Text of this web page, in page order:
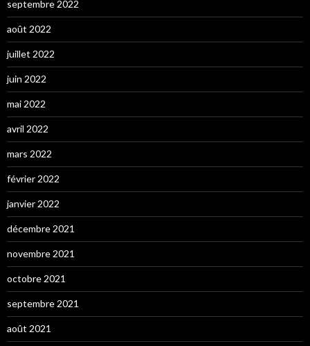
septembre 2022
août 2022
juillet 2022
juin 2022
mai 2022
avril 2022
mars 2022
février 2022
janvier 2022
décembre 2021
novembre 2021
octobre 2021
septembre 2021
août 2021